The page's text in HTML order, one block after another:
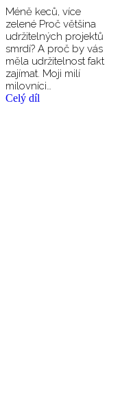
Méně keců, více
zelené Proč většina
udržitelných projektů
smrdí? A proč by vás
měla udržitelnost fakt
zajímat. Moji milí
milovníci…
Celý díl